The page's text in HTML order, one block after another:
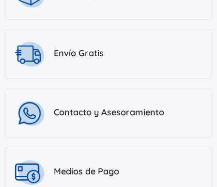
Envío Gratis
Contacto y Asesoramiento
Medios de Pago